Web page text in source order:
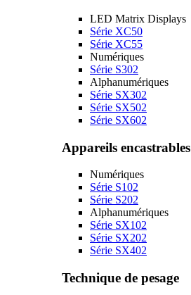
LED Matrix Displays
Série XC50
Série XC55
Numériques
Série S302
Alphanumériques
Série SX302
Série SX502
Série SX602
Appareils encastrables
Numériques
Série S102
Série S202
Alphanumériques
Série SX102
Série SX202
Série SX402
Technique de pesage